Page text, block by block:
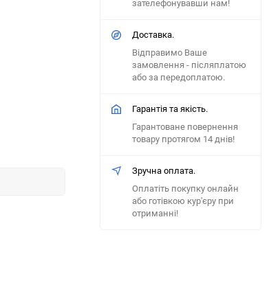
зателефонувавши нам!
Доставка.
Відправимо Ваше
замовлення - післяплатою
або за передоплатою.
Гарантія та якість.
Гарантоване повернення
товару протягом 14 днів!
Зручна оплата.
Оплатіть покупку онлайн
або готівкою кур'єру при
отриманні!